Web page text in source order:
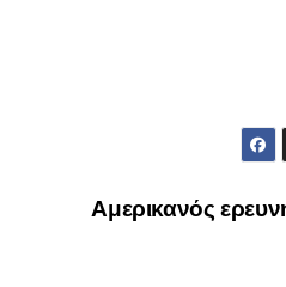
Αμερικανός